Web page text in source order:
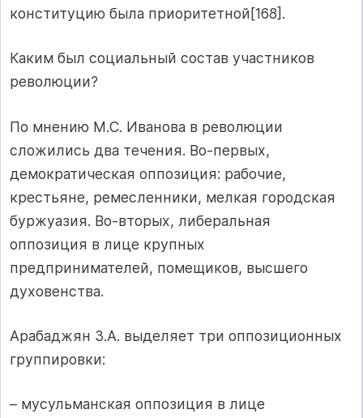
конституцию была приоритетной[168].
Каким был социальный состав участников
революции?
По мнению М.С. Иванова в революции
сложились два течения. Во-первых,
демократическая оппозиция: рабочие,
крестьяне, ремесленники, мелкая городская
буржуазия. Во-вторых, либеральная
оппозиция в лице крупных
предпринимателей, помещиков, высшего
духовенства.
Арабаджян З.А. выделяет три оппозиционных
группировки:
– мусульманская оппозиция в лице